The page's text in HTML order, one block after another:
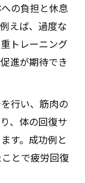
の負担と休息
えば、過度な
トレーニング
進が期待でき
行い、筋肉の
、体の回復サ
す。成功例と
とで疲労回復